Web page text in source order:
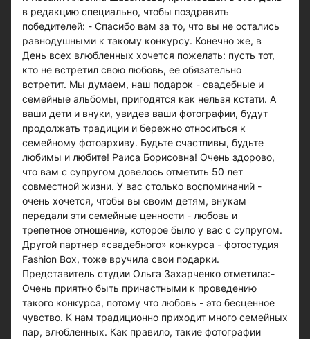
в редакцию специально, чтобы поздравить
победителей: - Спасибо вам за то, что вы не остались
равнодушными к такому конкурсу. Конечно же, в
День всех влюбленных хочется пожелать: пусть тот,
кто не встретил свою любовь, ее обязательно
встретит. Мы думаем, наш подарок - свадебные и
семейные альбомы, пригодятся как нельзя кстати. А
ваши дети и внуки, увидев ваши фотографии, будут
продолжать традиции и бережно относиться к
семейному фотоархиву. Будьте счастливы, будьте
любимы и любите! Раиса Борисовна! Очень здорово,
что вам с супругом довелось отметить 50 лет
совместной жизни. У вас столько воспоминаний -
очень хочется, чтобы вы своим детям, внукам
передали эти семейные ценности - любовь и
трепетное отношение, которое было у вас с супругом.
Другой партнер «свадебного» конкурса - фотостудия
Fashion Box, тоже вручила свои подарки.
Представитель студии Ольга Захарченко отметила:-
Очень приятно быть причастными к проведению
такого конкурса, потому что любовь - это бесценное
чувство. К нам традиционно приходит много семейных
пар, влюбленных. Как правило, такие фотографии